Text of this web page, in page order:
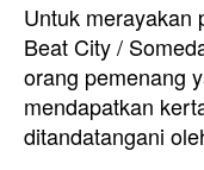
Untuk merayakan
Beat City /
orang pemenang
mendapatkan
ditandatangani